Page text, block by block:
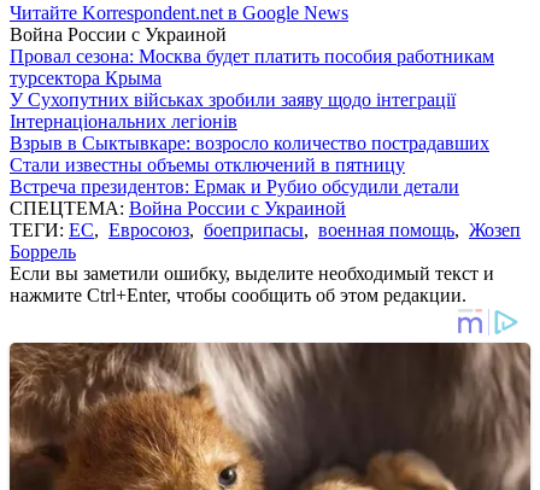
Читайте Korrespondent.net в Google News
Война России с Украиной
Провал сезона: Москва будет платить пособия работникам
турсектора Крыма
У Сухопутних військах зробили заяву щодо інтеграції
Інтернаціональних легіонів
Взрыв в Сыктывкаре: возросло количество пострадавших
Стали известны объемы отключений в пятницу
Встреча президентов: Ермак и Рубио обсудили детали
СПЕЦТЕМА: Война России с Украиной
ТЕГИ: ЕС, Евросоюз, боеприпасы, военная помощь, Жозеп
Боррель
Если вы заметили ошибку, выделите необходимый текст и
нажмите Ctrl+Enter, чтобы сообщить об этом редакции.